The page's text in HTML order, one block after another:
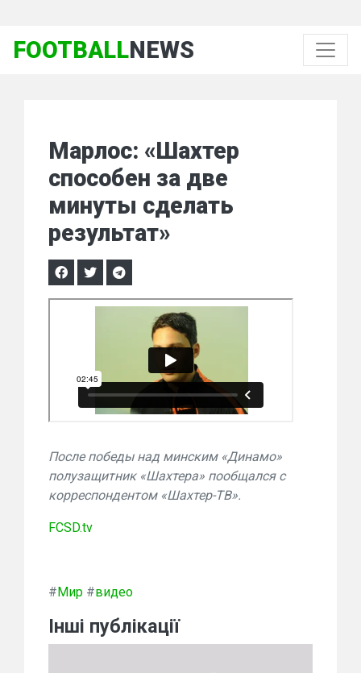
FOOTBALLNEWS
Марлос: «Шахтер
способен за две
минуты сделать
результат»
После победы над минским «Динамо»
полузащитник «Шахтера» пообщался с
корреспондентом «Шахтер-ТВ».
FCSD.tv
#Мир #видео
Інші публікації